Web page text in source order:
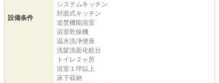
設備条件
システムキッチン
対面式キッチン
追焚機能浴室
浴室乾燥機
温水洗浄便座
洗髪洗面化粧台
トイレ２ヶ所
浴室１坪以上
床下収納